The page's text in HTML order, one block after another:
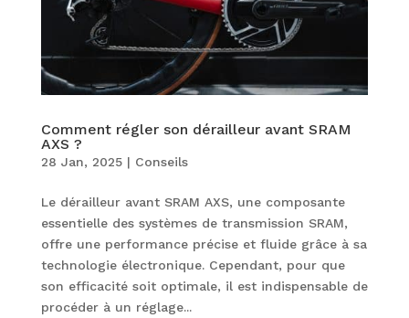
Comment régler son dérailleur avant SRAM
AXS ?
28 Jan, 2025 | Conseils
Le dérailleur avant SRAM AXS, une composante
essentielle des systèmes de transmission SRAM,
offre une performance précise et fluide grâce à sa
technologie électronique. Cependant, pour que
son efficacité soit optimale, il est indispensable de
procéder à un réglage...